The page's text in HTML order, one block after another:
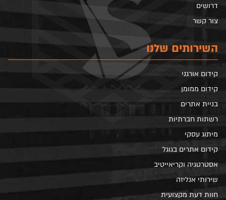
דרושים
צור קשר
השירותים שלנו
קידום אורגני
קידום ממומן
בניית אתרים
רשתות חברתיות
מיתוג עסקי
קידום אתרים בגוגל
אסטרטגיה וקריאייטיב
שירותי אנליזה
חוות דעת מקצועית